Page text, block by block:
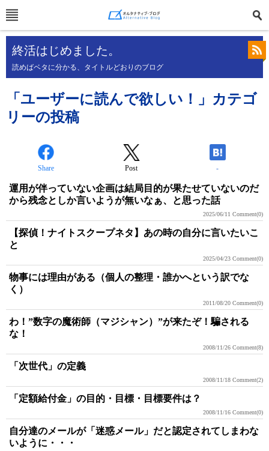
終活はじめました。
読めばベタに分かる、タイトルどおりのブログ
「ユーザーに読んで欲しい！」カテゴ
リーの投稿
Share Post -
運用が伴っていない企画は結局目的が果たせていないのだ
から残念としか言いようが無いなぁ、と思った話
2025/06/11 Comment(0)
【探偵！ナイトスクープネタ】あの時の自分に言いたいこ
と
2025/04/23 Comment(0)
物事には理由がある（個人の整理・誰かへという訳でな
く）
2011/08/20 Comment(0)
わ！”数字の魔術師（マジシャン）”が来たぞ！騙される
な！
2008/11/26 Comment(8)
「次世代」の定義
2008/11/18 Comment(2)
「定額給付金」の目的・目標・目標要件は？
2008/11/16 Comment(0)
自分達のメールが「迷惑メール」だと認定されてしまわな
いように・・・